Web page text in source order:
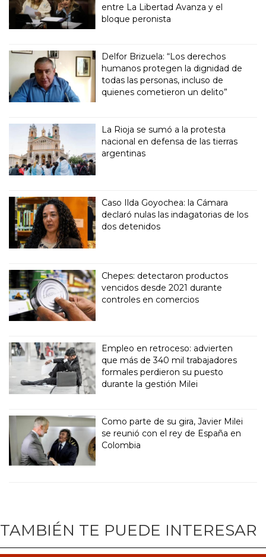
entre La Libertad Avanza y el
bloque peronista
Delfor Brizuela: “Los derechos
humanos protegen la dignidad de
todas las personas, incluso de
quienes cometieron un delito”
La Rioja se sumó a la protesta
nacional en defensa de las tierras
argentinas
Caso Ilda Goyochea: la Cámara
declaró nulas las indagatorias de los
dos detenidos
Chepes: detectaron productos
vencidos desde 2021 durante
controles en comercios
Empleo en retroceso: advierten
que más de 340 mil trabajadores
formales perdieron su puesto
durante la gestión Milei
Como parte de su gira, Javier Milei
se reunió con el rey de España en
Colombia
TAMBIÉN TE PUEDE INTERESAR